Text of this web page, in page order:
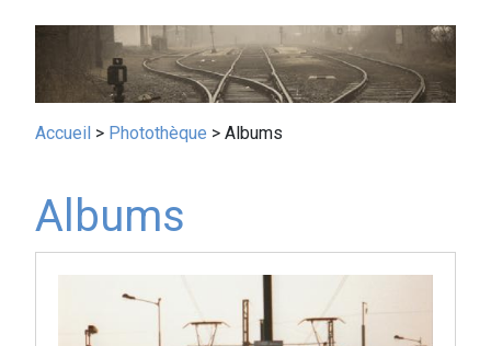
Fil
Accueil Photothèque Albums
Albums